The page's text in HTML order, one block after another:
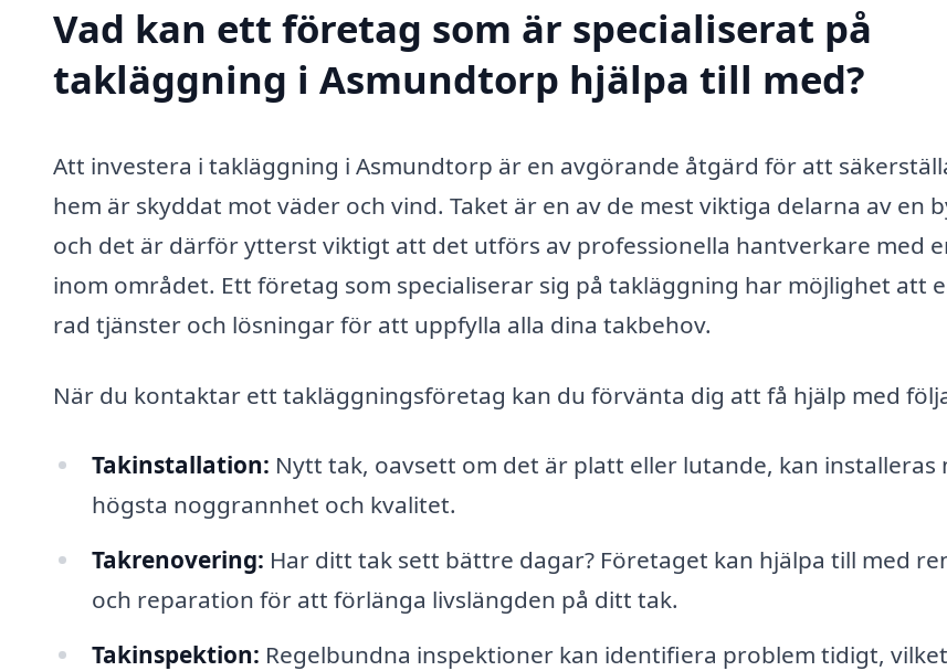
Vad kan ett företag som är specialiserat på
takläggning i Asmundtorp hjälpa till med?
Att investera i takläggning i Asmundtorp är en avgörande åtgärd för att
hem är skyddat mot väder och vind. Taket är en av de mest viktiga delarna av en
och det är därför ytterst viktigt att det utförs av professionella hantverkare med
inom området. Ett företag som specialiserar sig på takläggning har möjlighet att
rad tjänster och lösningar för att uppfylla alla dina takbehov.
När du kontaktar ett takläggningsföretag kan du förvänta dig att få hjälp med
Takinstallation: Nytt tak, oavsett om det är platt eller lutande, kan installeras
högsta noggrannhet och kvalitet.
Takrenovering: Har ditt tak sett bättre dagar? Företaget kan hjälpa till med
och reparation för att förlänga livslängden på ditt tak.
Takinspektion: Regelbundna inspektioner kan identifiera problem tidigt,